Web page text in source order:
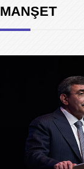
MANŞET